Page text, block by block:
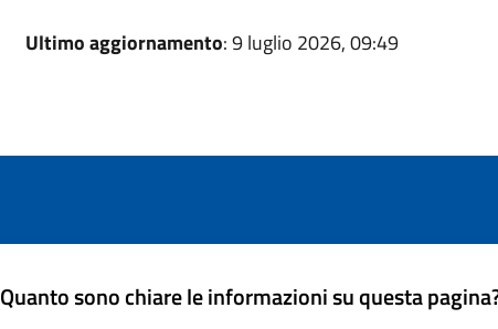
Ultimo aggiornamento: 9 luglio 2026, 09:49
Quanto sono chiare le informazioni su questa